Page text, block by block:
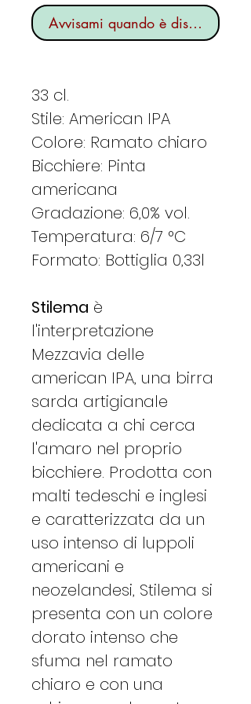
Avvisami quando è disponibile
33 cl.
Stile: American IPA
Colore: Ramato chiaro
Bicchiere: Pinta
americana
Gradazione: 6,0% vol.
Temperatura: 6/7 °C
Formato: Bottiglia 0,33l
Stilema è
l'interpretazione
Mezzavia delle
american IPA, una birra
sarda artigianale
dedicata a chi cerca
l'amaro nel proprio
bicchiere. Prodotta con
malti tedeschi e inglesi
e caratterizzata da un
uso intenso di luppoli
americani e
neozelandesi, Stilema si
presenta con un colore
dorato intenso che
sfuma nel ramato
chiaro e con una